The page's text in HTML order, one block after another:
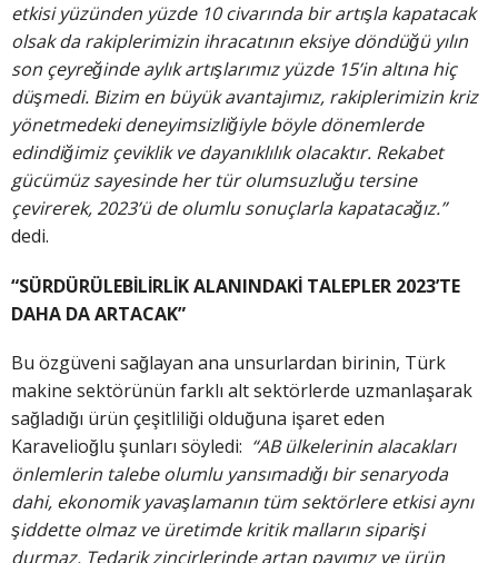
etkisi yüzünden yüzde 10 civarında bir artışla kapatacak
olsak da rakiplerimizin ihracatının eksiye döndüğü yılın
son çeyreğinde aylık artışlarımız yüzde 15’in altına hiç
düşmedi. Bizim en büyük avantajımız, rakiplerimizin kriz
yönetmedeki deneyimsizliğiyle böyle dönemlerde
edindiğimiz çeviklik ve dayanıklılık olacaktır. Rekabet
gücümüz sayesinde her tür olumsuzluğu tersine
çevirerek, 2023’ü de olumlu sonuçlarla kapatacağız.”
dedi.
“SÜRDÜRÜLEBİLİRLİK ALANINDAKİ TALEPLER 2023’TE
DAHA DA ARTACAK”
Bu özgüveni sağlayan ana unsurlardan birinin, Türk
makine sektörünün farklı alt sektörlerde uzmanlaşarak
sağladığı ürün çeşitliliği olduğuna işaret eden
Karavelioğlu şunları söyledi: “AB ülkelerinin alacakları
önlemlerin talebe olumlu yansımadığı bir senaryoda
dahi, ekonomik yavaşlamanın tüm sektörlere etkisi aynı
şiddette olmaz ve üretimde kritik malların siparişi
durmaz. Tedarik zincirlerinde artan payımız ve ürün